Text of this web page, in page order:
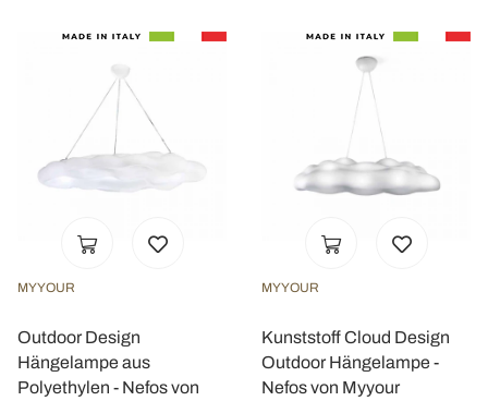
MYYOUR
Outdoor Design
Hängelampe aus
Polyethylen - Nefos von
MYYOUR
Kunststoff Cloud Design
Outdoor Hängelampe -
Nefos von Myyour